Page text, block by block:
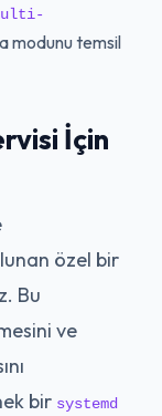
modunu temsil
İçin
özel bir
Bu
ve
bir systemd